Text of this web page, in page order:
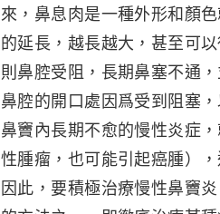
來，鼻息肉是一種外形和顏
的延長，越長越大，甚至可
則鼻腔受阻，長期鼻塞不通
鼻腔的開口處因爲受到阻塞
鼻竇內長期不愈的慢性炎症
性腫瘤，也可能引起癌腫）
因此，要積極治療慢性鼻竇